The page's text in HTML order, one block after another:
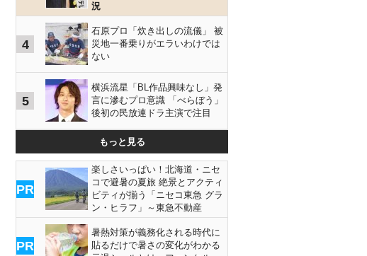
況
4
石原プロ「炊き出しの流儀」 被
災地一番乗りがエラいわけでは
ない
5
横浜流星「BL作品興味なし」発
言に滲むプロ意識 「べらぼう」
後初の民放連ドラ主演で注目
もっと見る
PR
楽しさいっぱい！北海道・ニセ
コで避暑の夏旅 絶景とアクティ
ビティが揃う「ニセコ東急 グラ
ン・ヒラフ」～東急不動産
PR
暑熱対策が義務化される時代に
貼るだけで暑さの変化がわかる